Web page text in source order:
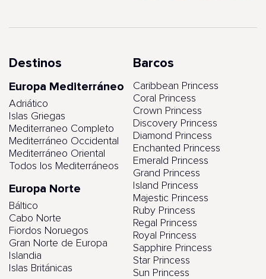
Destinos
Europa Mediterráneo
Adriático
Islas Griegas
Mediterraneo Completo
Mediterráneo Occidental
Mediterráneo Oriental
Todos los Mediterráneos
Europa Norte
Báltico
Cabo Norte
Fiordos Noruegos
Gran Norte de Europa
Islandia
Islas Británicas
Barcos
Caribbean Princess
Coral Princess
Crown Princess
Discovery Princess
Diamond Princess
Enchanted Princess
Emerald Princess
Grand Princess
Island Princess
Majestic Princess
Ruby Princess
Regal Princess
Royal Princess
Sapphire Princess
Star Princess
Sun Princess